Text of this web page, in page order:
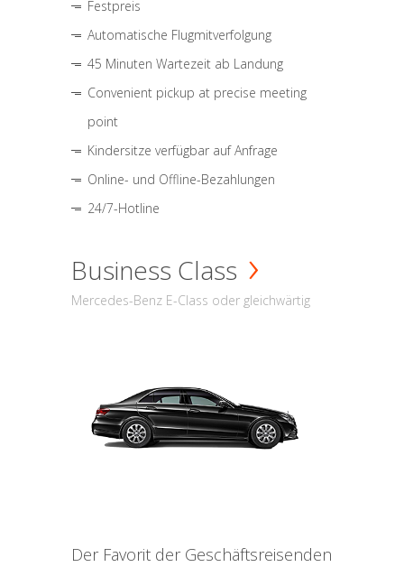
Festpreis
Automatische Flugmitverfolgung
45 Minuten Wartezeit ab Landung
Convenient pickup at precise meeting
point
Kindersitze verfügbar auf Anfrage
Online- und Offline-Bezahlungen
24/7-Hotline
Business Class
Mercedes-Benz E-Class oder gleichwärtig
Der Favorit der Geschäftsreisenden